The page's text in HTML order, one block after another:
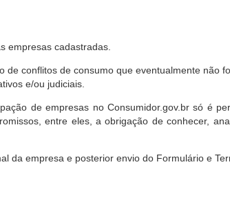
empresas cadastradas.
de conflitos de consumo que eventualmente não
e/ou judiciais.
de empresas no Consumidor.gov.br só é
entre eles, a obrigação de conhecer,
da empresa e posterior envio do Formulário e